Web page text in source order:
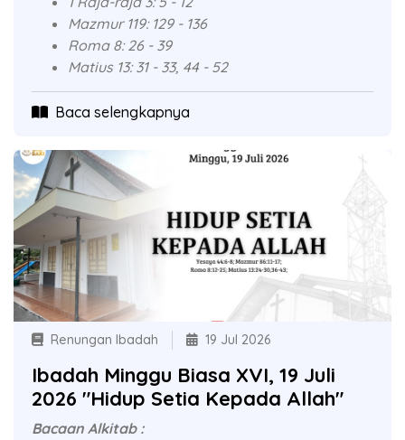
Mazmur 119: 129 - 136
Roma 8: 26 - 39
Matius 13: 31 - 33, 44 - 52
Baca selengkapnya
Renungan Ibadah 19 Jul 2026
Ibadah Minggu Biasa XVI, 19 Juli
2026 "Hidup Setia Kepada Allah"
Bacaan Alkitab :